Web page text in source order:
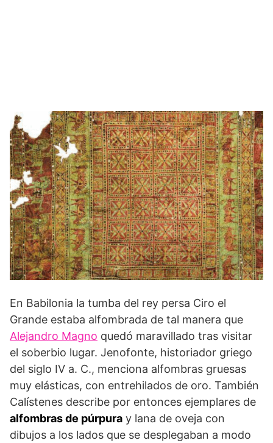
En Babilonia la tumba del rey persa Ciro el
Grande estaba alfombrada de tal manera que
Alejandro Magno quedó maravillado tras visitar
el soberbio lugar. Jenofonte, historiador griego
del siglo IV a. C., menciona alfombras gruesas
muy elásticas, con entrehilados de oro. También
Calístenes describe por entonces ejemplares de
alfombras de púrpura y lana de oveja con
dibujos a los lados que se desplegaban a modo